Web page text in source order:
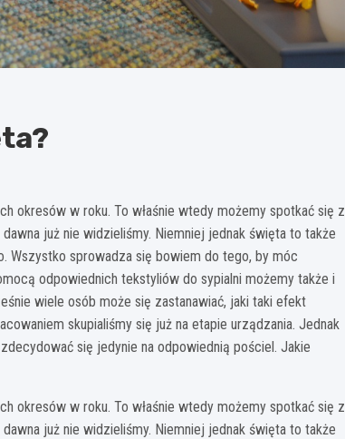
okresów w roku. To właśnie wtedy możemy spotkać się z
już nie widzieliśmy. Niemniej jednak święta to także
Wszystko sprowadza się bowiem do tego, by móc
odpowiednich tekstyliów do sypialni możemy także i
wiele osób może się zastanawiać, jaki taki efekt
skupialiśmy się już na etapie urządzania. Jednak
się jedynie na odpowiednią pościel. Jakie
okresów w roku. To właśnie wtedy możemy spotkać się z
już nie widzieliśmy. Niemniej jednak święta to także